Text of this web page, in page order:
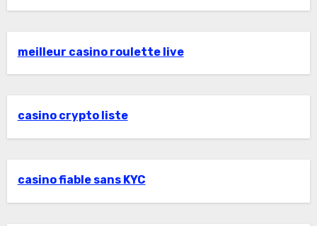
meilleur casino roulette live
casino crypto liste
casino fiable sans KYC